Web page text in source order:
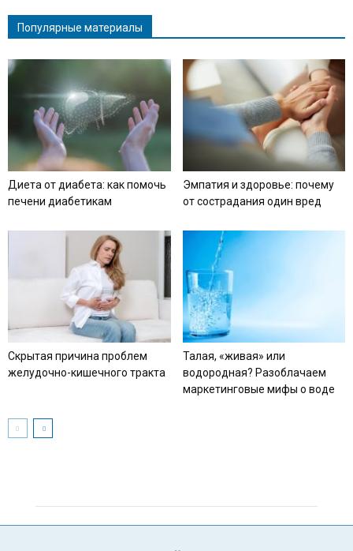
Популярные материалы
Диета от диабета: как помочь
печени диабетикам
Эмпатия и здоровье: почему
от сострадания один вред
Скрытая причина проблем
желудочно-кишечного тракта
Талая, «живая» или
водородная? Разоблачаем
маркетинговые мифы о воде